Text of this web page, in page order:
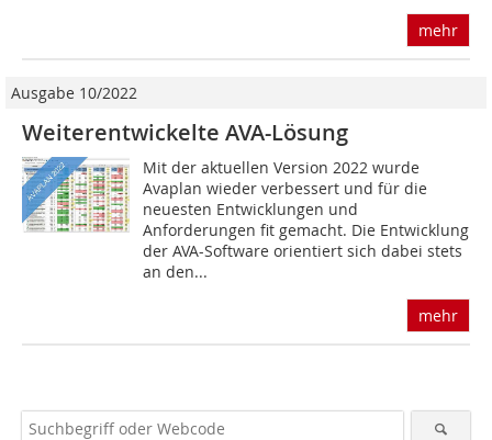
mehr
Ausgabe 10/2022
Weiterentwickelte AVA-Lösung
Mit der aktuellen Version 2022 wurde
Avaplan wieder verbessert und für die
neuesten Entwicklungen und
Anforderungen fit gemacht. Die Entwicklung
der AVA-Software orientiert sich dabei stets
an den...
mehr